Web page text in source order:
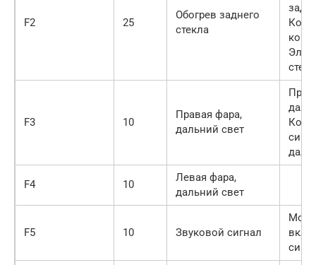
F2 25
Обогрев заднего
стекла
F3 10
Правая фара,
дальний свет
F4 10
Левая фара,
дальний свет
F5 10 Звуковой сигнал